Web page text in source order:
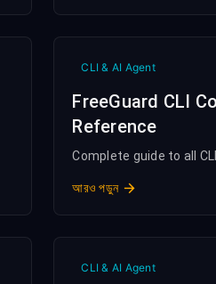
CLI & AI Agent
FreeGuard CLI
Reference
Complete guide to all
আরও পড়ুন
CLI & AI Agent